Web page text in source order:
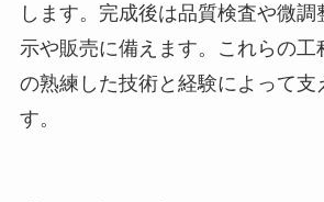
します。完成後は品質検査や微調
示や販売に備えます。これらの工
の熟練した技術と経験によって支
す。